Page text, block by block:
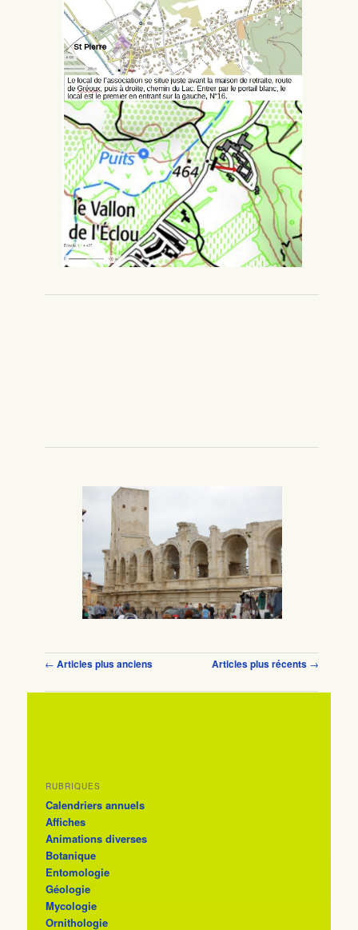
Navigation des articles
← Articles plus anciens Articles plus récents →
RUBRIQUES
Calendriers annuels
Affiches
Animations diverses
Botanique
Entomologie
Géologie
Mycologie
Ornithologie